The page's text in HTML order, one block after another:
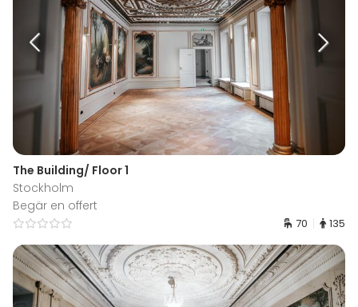
The Building/ Floor 1
Stockholm
Begär en offert
70 135